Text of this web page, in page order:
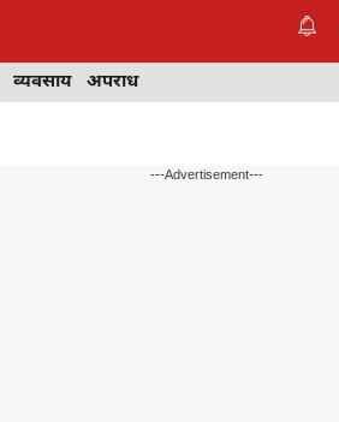
व्यवसाय अपराध
---Advertisement---